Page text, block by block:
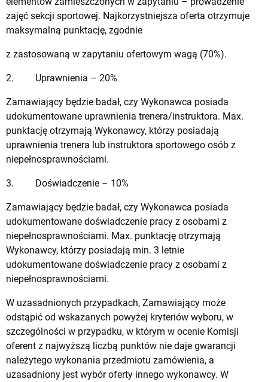
zajęć sekcji sportowej. Najkorzystniejsza oferta otrzymuje
maksymalną punktację, zgodnie
z zastosowaną w zapytaniu ofertowym wagą (70%).
2. Uprawnienia – 20%
Zamawiający będzie badał, czy Wykonawca posiada
udokumentowane uprawnienia trenera/instruktora. Max.
punktację otrzymają Wykonawcy, którzy posiadają
uprawnienia trenera lub instruktora sportowego osób z
niepełnosprawnościami.
3. Doświadczenie – 10%
Zamawiający będzie badał, czy Wykonawca posiada
udokumentowane doświadczenie pracy z osobami z
niepełnosprawnościami. Max. punktację otrzymają
Wykonawcy, którzy posiadają min. 3 letnie
udokumentowane doświadczenie pracy z osobami z
niepełnosprawnościami.
W uzasadnionych przypadkach, Zamawiający może
odstąpić od wskazanych powyżej kryteriów wyboru, w
szczególności w przypadku, w którym w ocenie Komisji
oferent z najwyższą liczbą punktów nie daje gwarancji
należytego wykonania przedmiotu zamówienia, a
uzasadniony jest wybór oferty innego wykonawcy. W